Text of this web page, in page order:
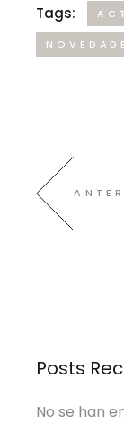
Tags:
Posts
No se han